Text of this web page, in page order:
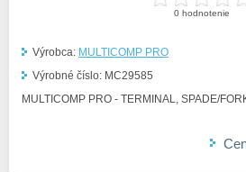
0 hodnotenie
Výrobca: MULTICOMP PRO
Výrobné číslo: MC29585
MULTICOMP PRO - TERMINAL, SPADE/